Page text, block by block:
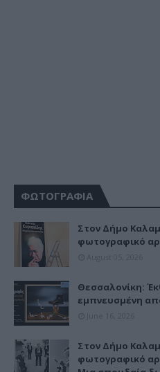
ΦΩΤΟΓΡΑΦΙΑ
Στον Δήμο
φωτογραφικό
Θεσσαλονίκη:
εμπνευσμένη
Στον Δήμο
φωτογραφικό